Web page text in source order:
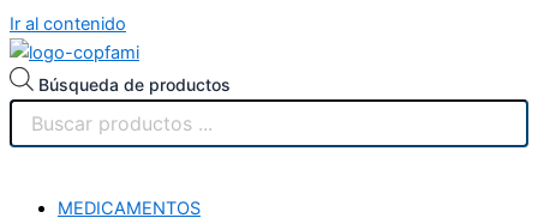
Ir al contenido
Búsqueda de productos
MEDICAMENTOS